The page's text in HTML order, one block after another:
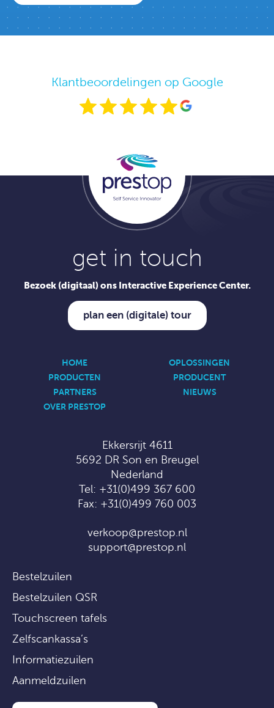
Klantbeoordelingen op Google
get in touch
Bezoek (digitaal) ons Interactive Experience Center.
plan een (digitale) tour
HOME
OPLOSSINGEN
PRODUCTEN
PRODUCENT
PARTNERS
NIEUWS
OVER PRESTOP
Ekkersrijt 4611
5692 DR Son en Breugel
Nederland
Tel: +31(0)499 367 600
Fax: +31(0)499 760 003
verkoop@prestop.nl
support@prestop.nl
Bestelzuilen
Bestelzuilen QSR
Touchscreen tafels
Zelfscankassa’s
Informatiezuilen
Aanmeldzuilen